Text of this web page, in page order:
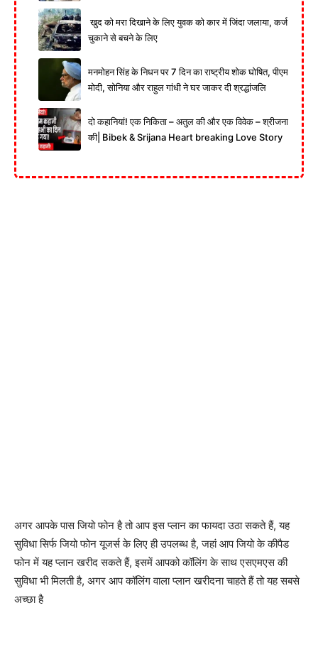
खुद को मरा दिखाने के लिए युवक को कार में जिंदा जलाया, कर्ज
चुकाने से बचने के लिए
मनमोहन सिंह के निधन पर 7 दिन का राष्ट्रीय शोक घोषित, पीएम
मोदी, सोनिया और राहुल गांधी ने घर जाकर दी श्रद्धांजलि
दो कहानियां! एक निकिता – अतुल की और एक विवेक – श्रीजना
की| Bibek & Srijana Heart breaking Love Story
अगर आपके पास जियो फोन है तो आप इस प्लान का फायदा उठा सकते हैं, यह
सुविधा सिर्फ जियो फोन यूजर्स के लिए ही उपलब्ध है, जहां आप जियो के कीपैड
फोन में यह प्लान खरीद सकते हैं, इसमें आपको कॉलिंग के साथ एसएमएस की
सुविधा भी मिलती है, अगर आप कॉलिंग वाला प्लान खरीदना चाहते हैं तो यह सबसे
अच्छा है